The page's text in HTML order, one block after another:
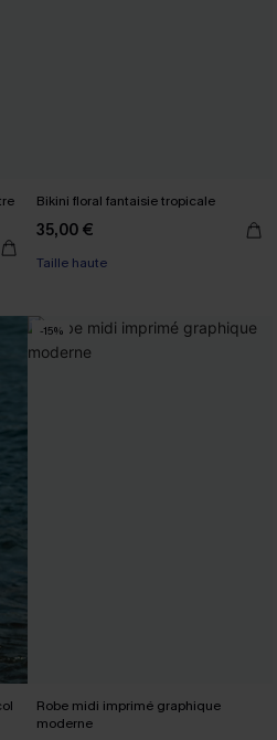
Bikini floral fantaisie tropicale
35,00 €
Taille haute
-15%
Robe midi imprimé graphique
moderne